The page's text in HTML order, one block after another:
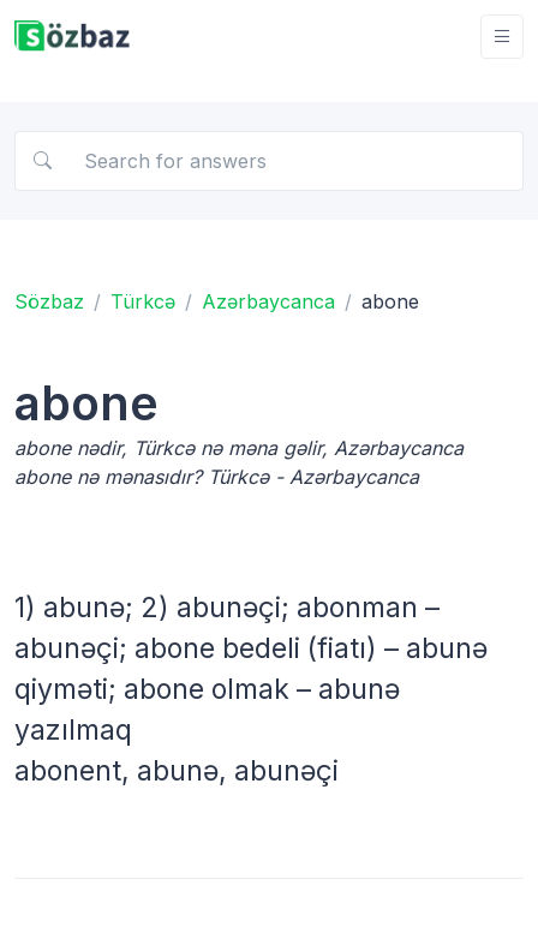
Sözbaz Türkcə Azərbaycanca abone
abone
abone nədir, Türkcə nə məna gəlir, Azərbaycanca
abone nə mənasıdır? Türkcə - Azərbaycanca
1) abunə; 2) abunəçi; abonman –
abunəçi; abone bedeli (fiatı) – abunə
qiyməti; abone olmak – abunə
yazılmaq
abonent, abunə, abunəçi